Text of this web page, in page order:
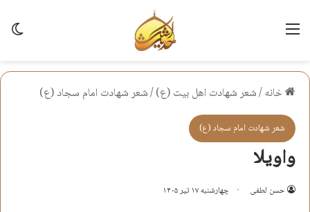
منو
خانه/شعر شهادت اهل بيت (ع)/شعر شهادت امام سجاد (ع)
شعر شهادت امام سجاد (ع)
واویلا
حسن لطفی چهارشنبه ۱۷ تیر ۱۴۰۵